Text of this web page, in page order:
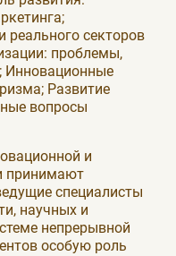
реального секторов
проблемы,
Инновационные
Развитие
вопросы
и
принимают
специалисты
научных и
непрерывной
особую роль